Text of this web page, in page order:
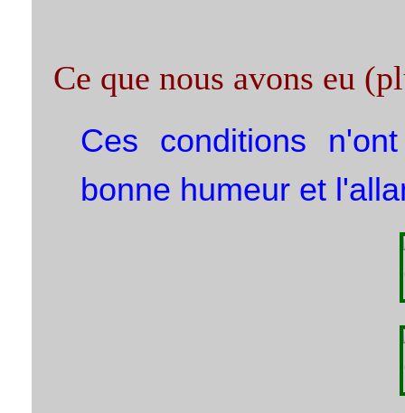
Ce que nous avons eu
Ces conditions
bonne humeur et